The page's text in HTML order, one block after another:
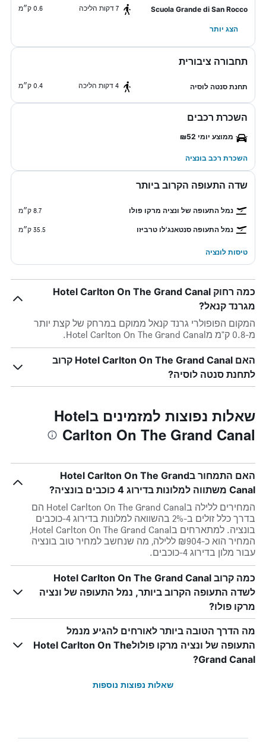
Scuola Grande di San Rocco 7 דקות הליכה 0.6 ק״מ
הצג יותר
תחבורה ציבורית
תחנת סנטה לוסיה 4 דקות הליכה 0.4 ק״מ
השכרת רכבים
ממוצע יומי ₪52
השכרת רכב בונציה
שדה התעופה הקרוב ביותר
נמל התעופה של ונציה מרקו פולו 8.7 ק״מ
נמל התעופה סנטאנג'לו טרביזו 35.5 ק״מ
טיסות לונציה
כמה רחוק Hotel Carlton On The Grand Canal
מגרנד קנאל?
המקום הפופולרי גרנד קנאל ממוקם במרחק של קצת יותר
מ-0.8 ק"מ מHotel Carlton On The Grand Canal.
האם Hotel Carlton On The Grand Canal קרוב
לתחנת סנטה לוסיה?
שאלות נפוצות למזמינים בHotel
Carlton On The Grand Canal
האם התמחור בHotel Carlton On The Grand
Canal משתווה למלונות בדירוג 4 כוכבים בונציה?
המחירים ללילה בHotel Carlton On The Grand Canal הם
בדרך כלל זולים ב-2% בהשוואה למלונות בדירוג 4-כוכבים
בונציה. למתארחים בHotel Carlton On The Grand Canal,
המחיר הוא כ-₪904 ללילה, מה שנחשב למחיר טוב בונציה
עבור מלון בדירוג 4-כוכבים.
כמה קרוב Hotel Carlton On The Grand Canal
לשדה התעופה הקרוב ביותר, נמל התעופה של ונציה
מרקו פולו?
מה הדרך הטובה ביותר לאורחים להגיע מנמל
התעופה של ונציה מרקו פולולHotel Carlton On The
Grand Canal?
שאלות נפוצות נוספות